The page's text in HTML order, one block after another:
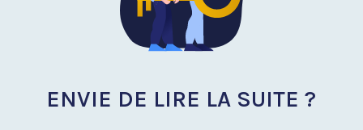
ENVIE DE LIRE LA SUITE ?